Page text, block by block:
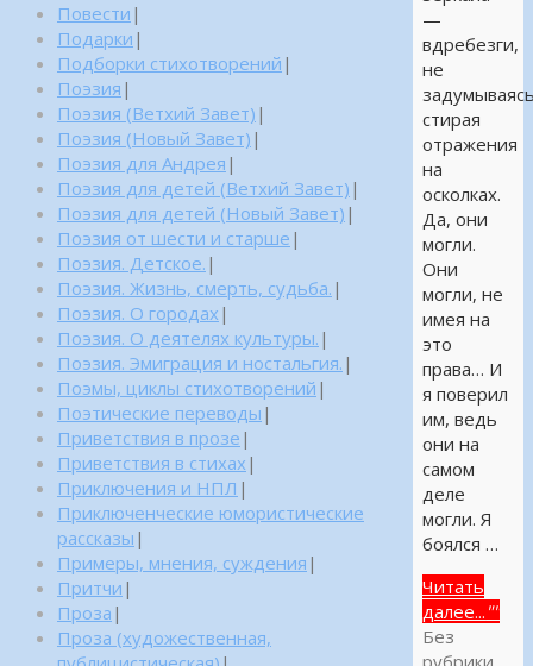
—
вдребезги,
не
стирая
отражения
на
осколках.
Да, они
могли.
Они
могли, не
имея на
это
права… И
я поверил
им, ведь
они на
самом
деле
могли. Я
боялся …
Читать
далее... ""
Без
рубрики
Повести |
Подарки |
Подборки стихотворений |
Поэзия |
Поэзия (Ветхий Завет) |
Поэзия (Новый Завет) |
Поэзия для Андрея |
Поэзия для детей (Ветхий Завет) |
Поэзия для детей (Новый Завет) |
Поэзия от шести и старше |
Поэзия. Детское. |
Поэзия. Жизнь, смерть, судьба. |
Поэзия. О городах |
Поэзия. О деятелях культуры. |
Поэзия. Эмиграция и ностальгия. |
Поэмы, циклы стихотворений |
Поэтические переводы |
Приветствия в прозе |
Приветствия в стихах |
Приключения и НПЛ |
Приключенческие юмористические
рассказы |
Примеры, мнения, суждения |
Притчи |
Проза |
Проза (художественная,